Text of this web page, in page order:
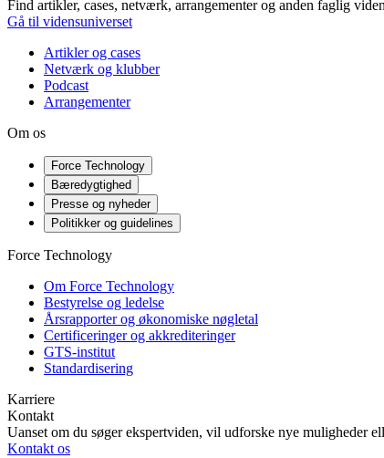
Find artikler, cases, netværk, arrangementer og anden faglig
Gå til vidensuniverset
Artikler og cases
Netværk og klubber
Podcast
Arrangementer
Om os
Force Technology
Bæredygtighed
Presse og nyheder
Politikker og guidelines
Force Technology
Om Force Technology
Bestyrelse og ledelse
Årsrapporter og økonomiske nøgletal
Certificeringer og akkrediteringer
GTS-institut
Standardisering
Karriere
Kontakt
Uanset om du søger ekspertviden, vil udforske nye muligheder
Kontakt os